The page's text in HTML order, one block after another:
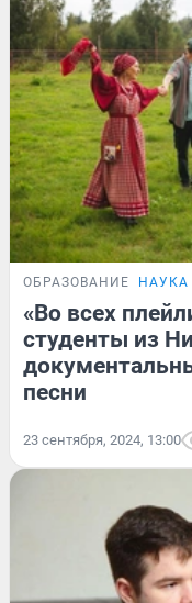
ОБРАЗОВАНИЕ НАУКА
«Во всех
студенты из
песни
23 сентября, 2024, 13:00